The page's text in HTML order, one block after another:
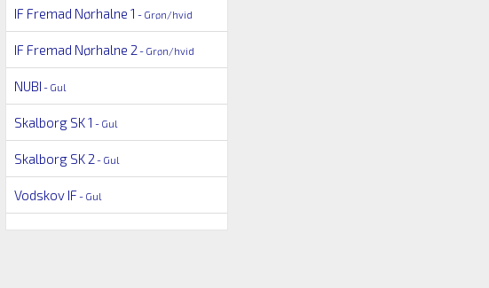
IF Fremad Nørhalne 1 - Grøn/hvid
IF Fremad Nørhalne 2 - Grøn/hvid
NUBI - Gul
Skalborg SK 1 - Gul
Skalborg SK 2 - Gul
Vodskov IF - Gul